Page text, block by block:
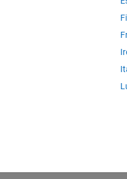
must be less
of dimensions for this
for your help.
commenter.